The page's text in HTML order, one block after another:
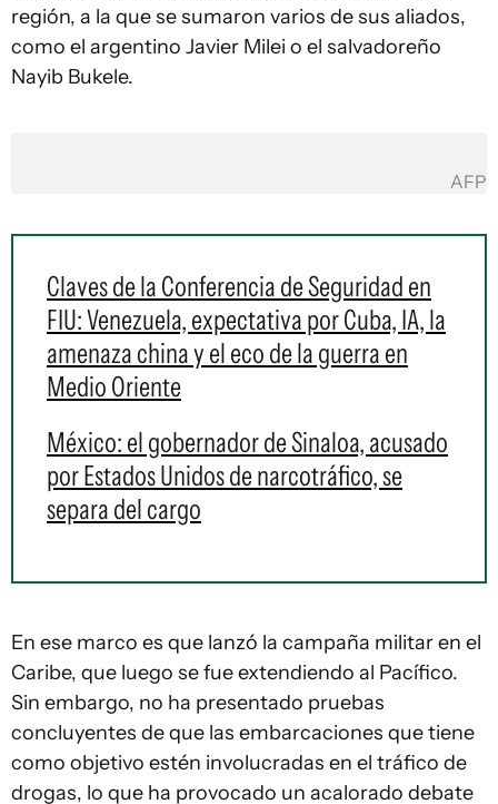
región, a la que se sumaron varios de sus aliados,
como el argentino Javier Milei o el salvadoreño
Nayib Bukele.
AFP
Claves de la Conferencia de Seguridad en
FIU: Venezuela, expectativa por Cuba, IA, la
amenaza china y el eco de la guerra en
Medio Oriente
México: el gobernador de Sinaloa, acusado
por Estados Unidos de narcotráfico, se
separa del cargo
En ese marco es que lanzó la campaña militar en el
Caribe, que luego se fue extendiendo al Pacífico.
Sin embargo, no ha presentado pruebas
concluyentes de que las embarcaciones que tiene
como objetivo estén involucradas en el tráfico de
drogas, lo que ha provocado un acalorado debate